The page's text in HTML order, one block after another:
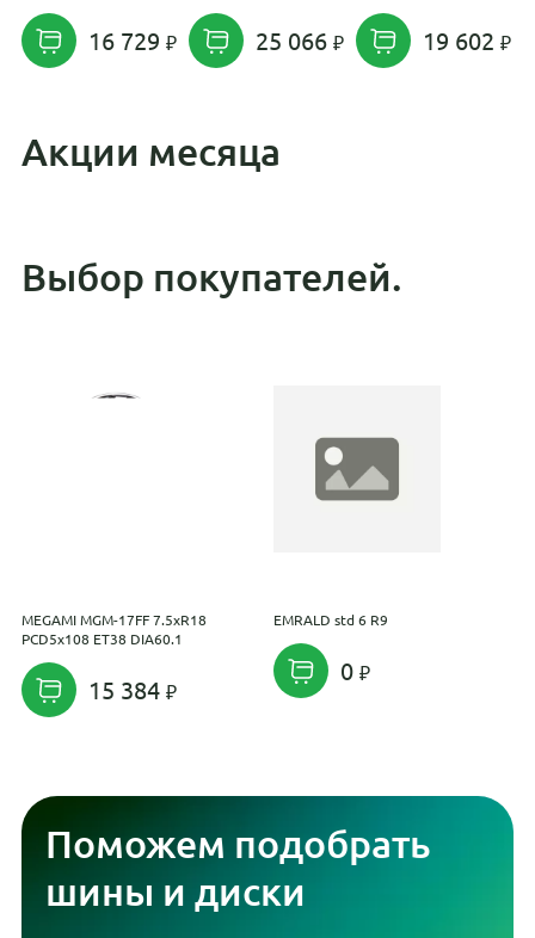
16 729 25 066 19 602
Акции месяца
Выбор покупателей.
MEGAMI MGM-17FF 7.5xR18
PCD5x108 ET38 DIA60.1
15 384
EMRALD std 6 R9
0
Поможем подобрать
шины и диски